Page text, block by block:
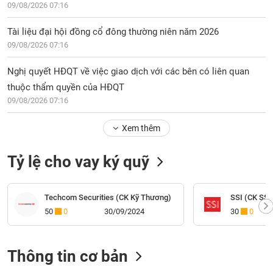
09/08/2026 07:16
Tài liệu đại hội đồng cổ đông thường niên năm 2026
09/08/2026 07:16
Nghị quyết HĐQT về việc giao dịch với các bên có liên quan
thuộc thẩm quyền của HĐQT
09/08/2026 07:16
Xem thêm
Tỷ lệ cho vay ký quỹ
Techcom Securities (CK Kỹ Thương)
50
0 30/09/2024
SSI (CK
30
0
Thông tin cơ bản